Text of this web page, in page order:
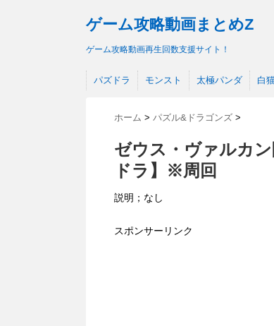
ゲーム攻略動画まとめZ
ゲーム攻略動画再生回数支援サイト！
パズドラ モンスト 太極パンダ 白
ホーム > パズル&ドラゴンズ >
ゼウス・ヴァルカ
ドラ】※周回
説明；なし
スポンサーリンク